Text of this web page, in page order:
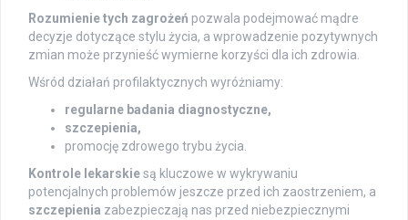
Rozumienie tych zagrożeń pozwala podejmować mądre
decyzje dotyczące stylu życia, a wprowadzenie pozytywnych
zmian może przynieść wymierne korzyści dla ich zdrowia.
Wśród działań profilaktycznych wyróżniamy:
regularne badania diagnostyczne,
szczepienia,
promocję zdrowego trybu życia.
Kontrole lekarskiesą kluczowe w wykrywaniu
potencjalnych problemów jeszcze przed ich zaostrzeniem, a
szczepienia zabezpieczają nas przed niebezpiecznymi